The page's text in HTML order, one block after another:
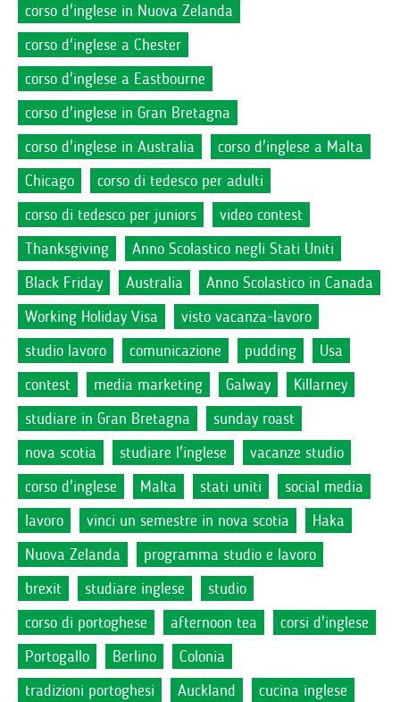
corso d'inglese in Nuova Zelanda
corso d'inglese a Chester
corso d'inglese a Eastbourne
corso d'inglese in Gran Bretagna
corso d'inglese in Australia
corso d'inglese a Malta
Chicago
corso di tedesco per adulti
corso di tedesco per juniors
video contest
Thanksgiving
Anno Scolastico negli Stati Uniti
Black Friday
Australia
Anno Scolastico in Canada
Working Holiday Visa
visto vacanza-lavoro
studio lavoro
comunicazione pudding
Usa
contest
media marketing Galway
Killarney
studiare in Gran Bretagna
sunday roast
nova scotia
studiare l'inglese
vacanze studio
corso d'inglese
Malta stati uniti
social media
lavoro
vinci un semestre in nova scotia
Haka
Nuova Zelanda
programma studio e lavoro
brexit
studiare inglese
studio
corso di portoghese
afternoon tea
corsi d'inglese
Portogallo
Berlino
Colonia
tradizioni portoghesi
Auckland
cucina inglese